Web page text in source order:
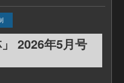
の交流を行う非公開の
林」の動画ともより連
ツにしてまいります!
せずに「見てるだけ」
2026年5月号